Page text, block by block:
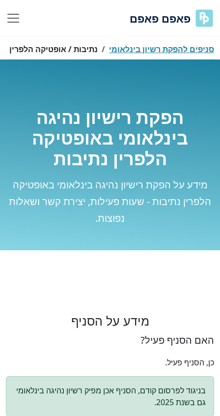
פאפם פאפם
סניפים להפקת רשיון בינלאומי נתיבות / אופטיקה הלפרין
הפקת רישיון נהיגה
בינלאומי באופטיקה
הלפרין נתיבות
מידע על הפקת רישיון נהיגה בינלאומי באופטיקה
הלפרין נתיבות - שעות פעילות, יצירת קשר ושאלות
נפוצות.
מידע על הסניף
האם הסניף פעיל?
כן, הסניף פעיל.
בניגוד לפרסום קודם, הסניף אכן מפיק רשיון נהיגה בינלאומי
גם בשנת 2025.